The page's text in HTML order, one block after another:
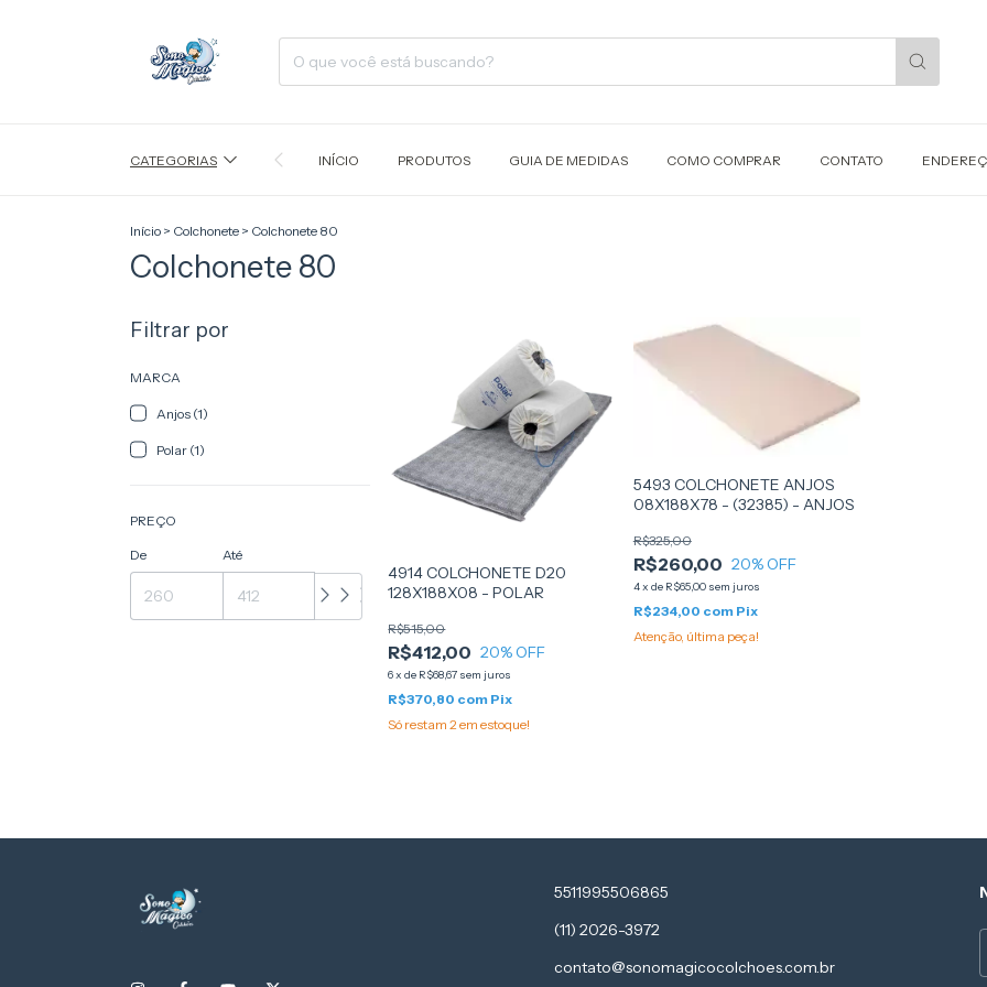
CATEGORIAS INÍCIO PRODUTOS GUIA DE MEDIDAS COMO COMPRAR CONTATO
Início > Colchonete > Colchonete 80
Colchonete 80
Filtrar por
MARCA
Anjos (1)
Polar (1)
PREÇO
De Até
4914 COLCHONETE D20
128X188X08 - POLAR
R$412,00
R$515,00
20% OFF
6xde R$68,67 sem juros
R$370,80 com Pix
Só restam2 em estoque!
5493 COLCHONETE ANJOS
08X188X78 - (32385) - ANJOS
R$260,00
R$325,00
20% OFF
4x de R$65,00 sem juros
R$234,00 com Pix
Atenção, última peça!
5511995506865
(11) 2026-3972
contato@sonomagicocolchoes.com.br